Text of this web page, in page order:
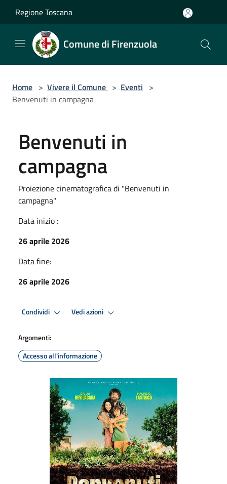
Regione Toscana
Comune di Firenzuola
Home > Vivere il Comune > Eventi >
Benvenuti in campagna
Benvenuti in
campagna
Proiezione cinematografica di "Benvenuti in
campagna"
Data inizio :
26 aprile 2026
Data fine:
26 aprile 2026
Condividi Vedi azioni
Argomenti:
Accesso all'informazione